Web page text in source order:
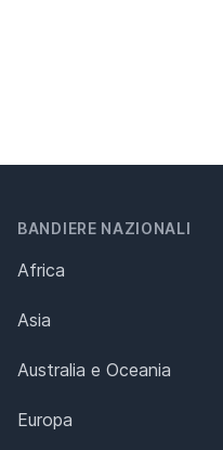
BANDIERE NAZIONALI
Africa
Asia
Australia e Oceania
Europa